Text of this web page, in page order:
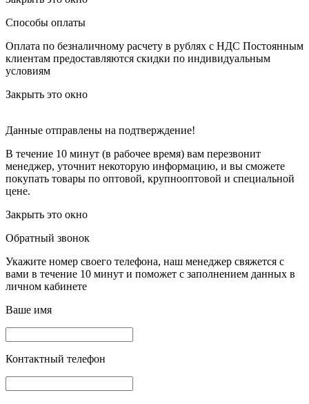
Способы оплаты
Оплата по безналичному расчету в рублях с НДС Постоянным
клиентам предоставляются скидки по индивидуальным
условиям
Закрыть это окно
Данные отправлены на подтверждение!
В течение 10 минут (в рабочее время) вам перезвонит
менеджер, уточнит некоторую информацию, и вы сможете
покупать товары по оптовой, крупнооптовой и специальной
цене.
Закрыть это окно
Обратный звонок
Укажите номер своего телефона, наш менеджер свяжется с
вами в течение 10 минут и поможет с заполнением данных в
личном кабинете
Ваше имя
Контактный телефон